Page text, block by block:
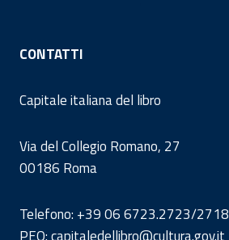
CONTATTI
Capitale italiana del libro
Via del Collegio Romano, 27
00186 Roma
Telefono: +39 06 6723.2723/2718